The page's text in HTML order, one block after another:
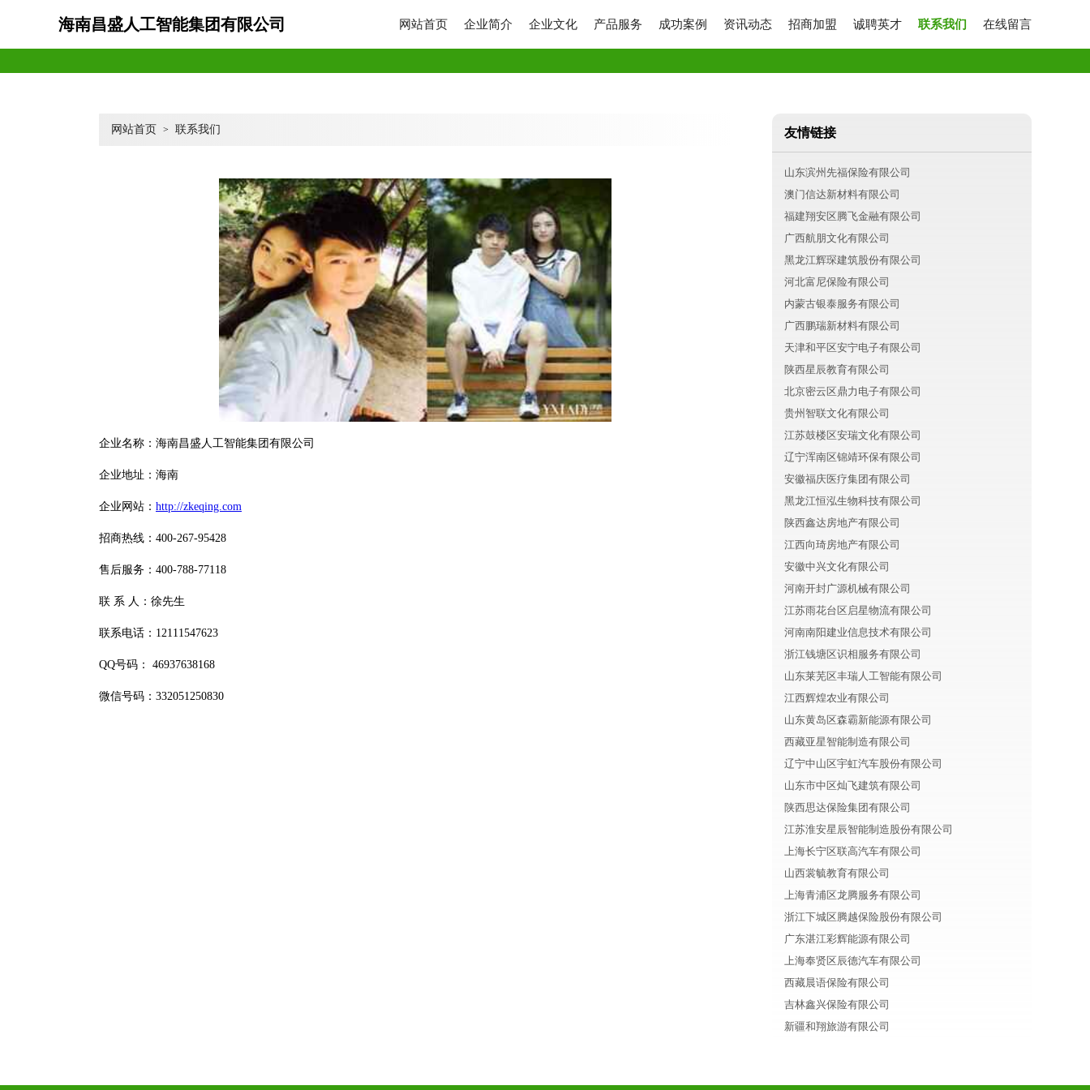
海南昌盛人工智能集团有限公司 网站首页 企业简介 企业文化 产品服务 成功案例 资讯动态 招商加盟 诚聘英才 联系我们 在线留言
网站首页 > 联系我们
企业名称：海南昌盛人工智能集团有限公司
企业地址：海南
企业网站： http://zkeqing.com
招商热线：400-267-95428
售后服务：400-788-77118
联 系 人：徐先生
联系电话：12111547623
QQ号码： 46937638168
微信号码：332051250830
友情链接
山东滨州先福保险有限公司
澳门信达新材料有限公司
福建翔安区腾飞金融有限公司
广西航朋文化有限公司
黑龙江辉琛建筑股份有限公司
河北富尼保险有限公司
内蒙古银泰服务有限公司
广西鹏瑞新材料有限公司
天津和平区安宁电子有限公司
陕西星辰教育有限公司
北京密云区鼎力电子有限公司
贵州智联文化有限公司
江苏鼓楼区安瑞文化有限公司
辽宁浑南区锦靖环保有限公司
安徽福庆医疗集团有限公司
黑龙江恒泓生物科技有限公司
陕西鑫达房地产有限公司
江西向琦房地产有限公司
安徽中兴文化有限公司
河南开封广源机械有限公司
江苏雨花台区启星物流有限公司
河南南阳建业信息技术有限公司
浙江钱塘区识相服务有限公司
山东莱芜区丰瑞人工智能有限公司
江西辉煌农业有限公司
山东黄岛区森霸新能源有限公司
西藏亚星智能制造有限公司
辽宁中山区宇虹汽车股份有限公司
山东市中区灿飞建筑有限公司
陕西思达保险集团有限公司
江苏淮安星辰智能制造股份有限公司
上海长宁区联高汽车有限公司
山西裳毓教育有限公司
上海青浦区龙腾服务有限公司
浙江下城区腾越保险股份有限公司
广东湛江彩辉能源有限公司
上海奉贤区辰德汽车有限公司
西藏晨语保险有限公司
吉林鑫兴保险有限公司
新疆和翔旅游有限公司